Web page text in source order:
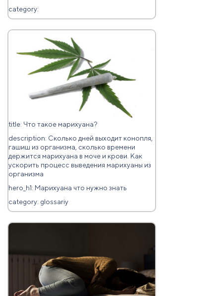
category:
title: Что такое марихуана?
description: Сколько дней выходит конопля,
гашиш из организма, сколько времени
держится марихуана в моче и крови. Как
ускорить процесс выведения марихуаны из
организма
hero_h1: Марихуана что нужно знать
category: glossariy